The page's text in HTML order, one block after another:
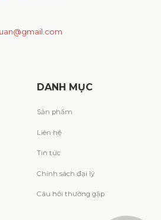
DANH MỤC
Sản phẩm
Liên hệ
Tin tức
Chính sách đại lý
Câu hỏi thường gặp